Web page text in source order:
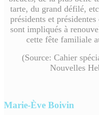
tarte, du grand défilé,
présidents et
sont impliqués à
cette fête familiale
(Source: Cahier
Nouvelles
Marie-Ève Boivin